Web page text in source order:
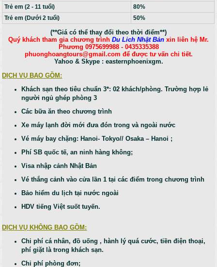
Trẻ em (2 - 11 tuổi)
80%
Trẻ em (Dưới 2 tuổi)
50%
(**Giá có thể thay đổi theo thời điểm**)
Quý khách tham gia chương trình Du Lich Nhật Bản xin liên hệ Mr.
Phương 0975699988 - 0435335388
phuonghoangtours@gmail.com để được tư vấn chi tiết.
Yahoo & Skype : easternphoenixgm.
DỊCH VỤ BAO GỒM:
Khách sạn theo tiêu chuẩn 3*: 02 khách/phòng. Trường hợp lẻ
người ngủ ghép phòng 3
Các bữa ăn theo chương trình
Xe máy lạnh đời mới đưa đón trong và ngoài nước
Vé máy bay chặng: Hanoi- Tokyo// Osaka – Hanoi ;
Phí SB quốc tế, an ninh hàng không;
Visa nhập cảnh Nhật Bản
Vé thắng cảnh vào cửa lần 1 tại các điểm trong chương trình
Bảo hiểm du lịch tại nước ngoài
HDV tiếng Việt suốt tuyến.
DỊCH VỤ KHÔNG BAO GỒM:
Chi phí cá nhân, đồ uống , hành lý quá cước, tiền điện thoại,
phí giặt là trong khách sạn.
Chi phí phòng đơn;